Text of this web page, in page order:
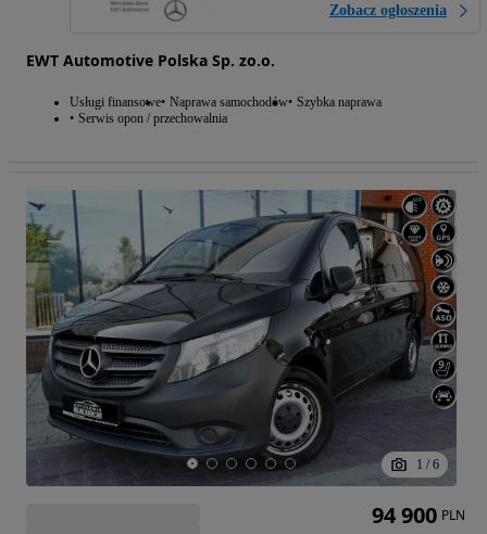
Zobacz ogłoszenia
EWT Automotive Polska Sp. zo.o.
Usługi finansowe Naprawa samochodów Szybka naprawa
Serwis opon / przechowalnia
1 / 6
94 900 PLN